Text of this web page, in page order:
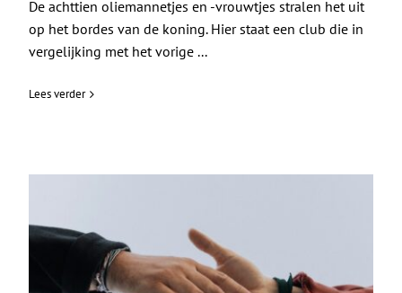
De achttien oliemannetjes en -vrouwtjes stralen het uit
op het bordes van de koning. Hier staat een club die in
vergelijking met het vorige ...
Lees verder